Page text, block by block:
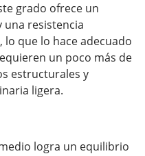
grado ofrece un
resistencia
que lo hace adecuado
un poco más de
estructurales y
ligera.
logra un equilibrio